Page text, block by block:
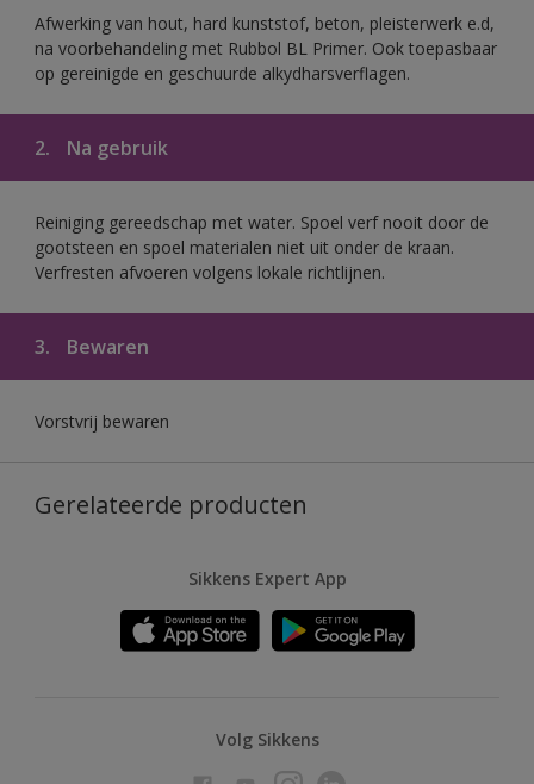
Afwerking van hout, hard kunststof, beton, pleisterwerk e.d,
na voorbehandeling met Rubbol BL Primer. Ook toepasbaar
op gereinigde en geschuurde alkydharsverflagen.
2. Na gebruik
Reiniging gereedschap met water. Spoel verf nooit door de
gootsteen en spoel materialen niet uit onder de kraan.
Verfresten afvoeren volgens lokale richtlijnen.
3. Bewaren
Vorstvrij bewaren
Gerelateerde producten
Sikkens Expert App
Volg Sikkens